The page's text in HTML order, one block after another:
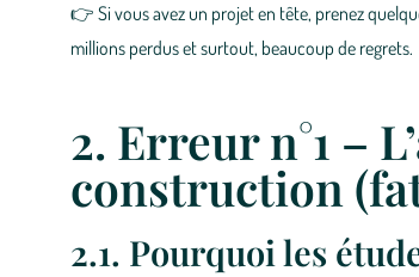
👉 Si vous avez un projet en tête, prenez
millions perdus et surtout, beaucoup de regrets.
2. Erreur n°1 –
construction
2.1. Pourquoi les